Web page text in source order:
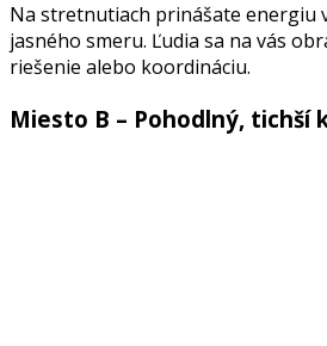
Na stretnutiach prinášate energiu
jasného smeru. Ľudia sa na vás
riešenie alebo koordináciu.
Miesto B – Pohodlný, tichší